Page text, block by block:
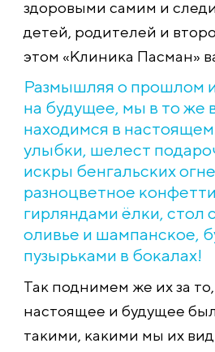
здоровыми самим и
детей, родителей и
этом «Клиника Пасман»
Размышляя о прошлом
на будущее, мы в то же
находимся в
улыбки, шелест
искры бенгальских
разноцветное
гирляндами ёлки, стол
оливье и шампанское,
пузырьками в бокалах!
Так поднимем же их за
настоящее и будущее
такими, какими мы их